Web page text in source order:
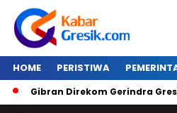
HOME PERISTIWA
Gibran Direkom Gerindra